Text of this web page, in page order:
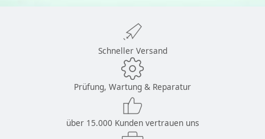
Schneller Versand
Prüfung, Wartung & Reparatur
über 15.000 Kunden vertrauen uns